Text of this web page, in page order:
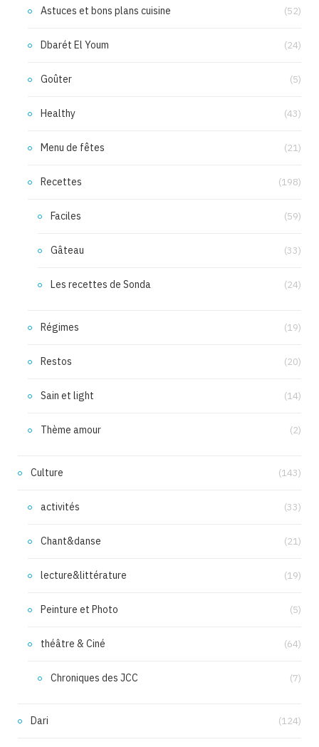
Astuces et bons plans cuisine (52)
Dbarét El Youm (24)
Goûter (5)
Healthy (43)
Menu de fêtes (21)
Recettes (198)
Faciles (59)
Gâteau (33)
Les recettes de Sonda (24)
Régimes (19)
Restos (20)
Sain et light (14)
Thème amour (2)
Culture (143)
activités (33)
Chant&danse (21)
lecture&littérature (19)
Peinture et Photo (5)
théâtre & Ciné (64)
Chroniques des JCC (7)
Dari (124)